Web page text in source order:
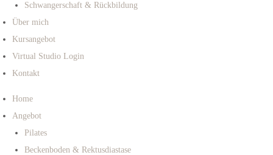
Schwangerschaft & Rückbildung
Über mich
Kursangebot
Virtual Studio Login
Kontakt
Home
Angebot
Pilates
Beckenboden & Rektusdiastase